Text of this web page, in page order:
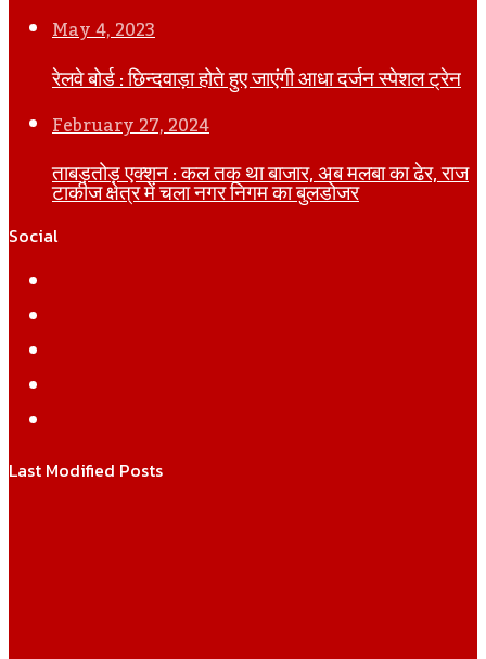
May 4, 2023
रेलवे बोर्ड : छिन्दवाड़ा होते हुए जाएंगी आधा दर्जन स्पेशल ट्रेन
February 27, 2024
ताबड़तोड़ एक्शन : कल तक था बाजार, अब मलबा का ढेर, राज
टाकीज क्षेत्र में चला नगर निगम का बुलडोजर
Social
Last Modified Posts